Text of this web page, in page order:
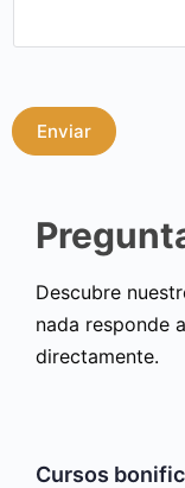
Enviar
Descubre
nada responde
directamente.
Cursos